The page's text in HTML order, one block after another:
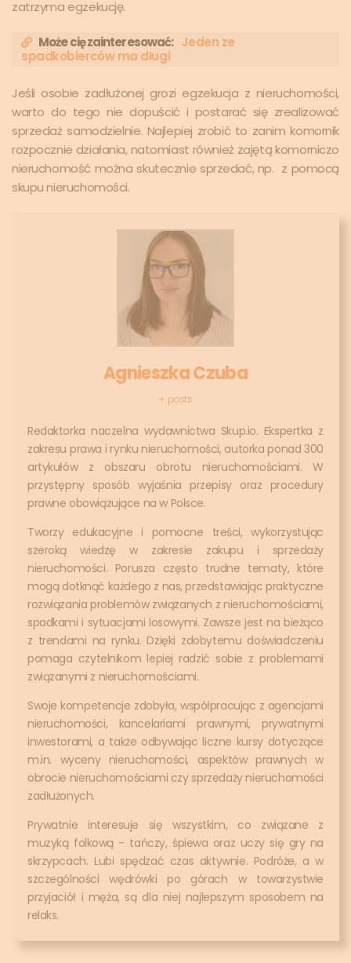
zatrzyma egzekucję.
Może cię zainteresować: Jeden ze
spadkobierców ma długi
Jeśli osobie zadłużonej grozi egzekucja z nieruchomości,
warto do tego nie dopuścić i postarać się zrealizować
sprzedaż samodzielnie. Najlepiej zrobić to zanim komornik
rozpocznie działania, natomiast również zajętą komorniczo
nieruchomość można skutecznie sprzedać, np. z pomocą
skupu nieruchomości.
Agnieszka Czuba
+ posts
Redaktorka naczelna wydawnictwa Skup.io. Ekspertka z
zakresu prawa i rynku nieruchomości, autorka ponad 300
artykułów z obszaru obrotu nieruchomościami. W
przystępny sposób wyjaśnia przepisy oraz procedury
prawne obowiązujące na w Polsce.
Tworzy edukacyjne i pomocne treści, wykorzystując
szeroką wiedzę w zakresie zakupu i sprzedaży
nieruchomości. Porusza często trudne tematy, które
mogą dotknąć każdego z nas, przedstawiając praktyczne
rozwiązania problemów związanych z nieruchomościami,
spadkami i sytuacjami losowymi. Zawsze jest na bieżąco
z trendami na rynku. Dzięki zdobytemu doświadczeniu
pomaga czytelnikom lepiej radzić sobie z problemami
związanymi z nieruchomościami.
Swoje kompetencje zdobyła, współpracując z agencjami
nieruchomości, kancelariami prawnymi, prywatnymi
inwestorami, a także odbywając liczne kursy dotyczące
m.in. wyceny nieruchomości, aspektów prawnych w
obrocie nieruchomościami czy sprzedaży nieruchomości
zadłużonych.
Prywatnie interesuje się wszystkim, co związane z
muzyką folkową - tańczy, śpiewa oraz uczy się gry na
skrzypcach. Lubi spędzać czas aktywnie. Podróże, a w
szczególności wędrówki po górach w towarzystwie
przyjaciół i męża, są dla niej najlepszym sposobem na
relaks.